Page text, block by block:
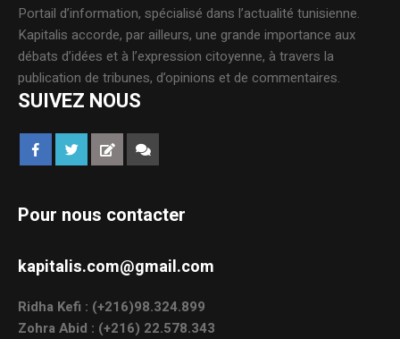
Portail d’information, spécialisé dans l’actualité tunisienne.
Kapitalis accorde, par ailleurs, une grande importance aux
débats d’idées et à l’expression citoyenne, à travers la
publication de tribunes, d’opinions et de commentaires.
SUIVEZ NOUS
Pour nous contacter
kapitalis.com@gmail.com
Ridha Kefi : (+216)98.324.899
Zohra Abid : (+216) 22.578.343